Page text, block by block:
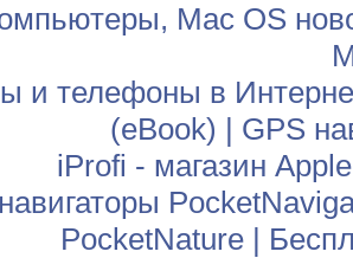
Mac OS
и телефоны в
(eBook) | GPS
iProfi - магазин
PocketNature|